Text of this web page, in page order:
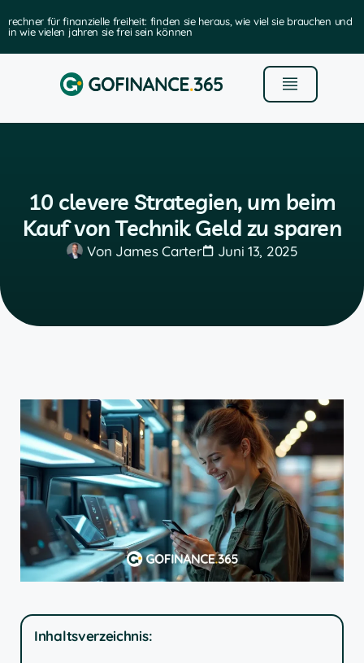
heraus, wie viel sie brauchen und
die beste software für die
10 clevere Strategien, um beim
Kauf von Technik Geld zu sparen
Von James Carter Juni 13, 2025
Inhaltsverzeichnis: